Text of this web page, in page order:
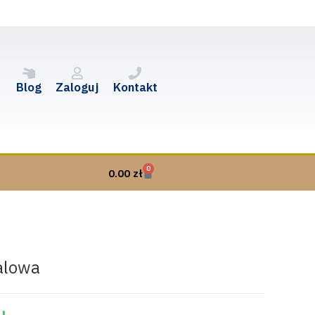
Blog Zaloguj Kontakt
0.00 zł 0